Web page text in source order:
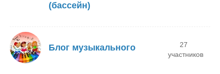
(бассейн)
Блог музыкального
27
участников